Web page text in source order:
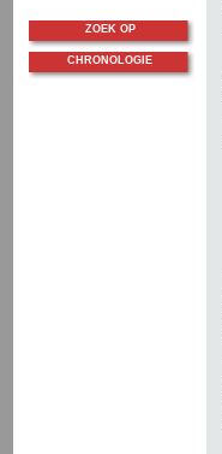
ZOEK OP
CHRONOLOGIE